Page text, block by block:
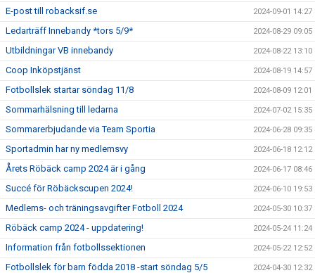
E-post till robacksif.se 2024-09-01 14:27
Ledarträff Innebandy *tors 5/9* 2024-08-29 09:05
Utbildningar VB innebandy 2024-08-22 13:10
Coop Inköpstjänst 2024-08-19 14:57
Fotbollslek startar söndag 11/8 2024-08-09 12:01
Sommarhälsning till ledarna 2024-07-02 15:35
Sommarerbjudande via Team Sportia 2024-06-28 09:35
Sportadmin har ny medlemsvy 2024-06-18 12:12
Årets Röbäck camp 2024 är i gång 2024-06-17 08:46
Succé för Röbäckscupen 2024! 2024-06-10 19:53
Medlems- och träningsavgifter Fotboll 2024 2024-05-30 10:37
Röbäck camp 2024 - uppdatering! 2024-05-24 11:24
Information från fotbollssektionen 2024-05-22 12:52
Fotbollslek för barn födda 2018 -start söndag 5/5 2024-04-30 12:32